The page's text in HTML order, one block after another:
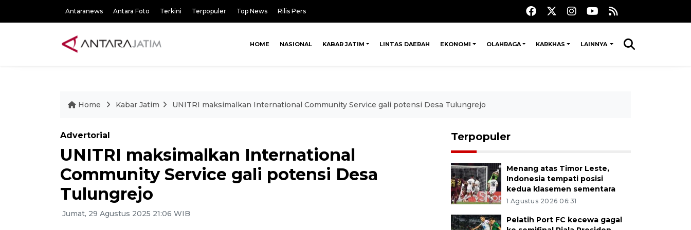
Antaranews Antara Foto Terkini Terpopuler Top News Rilis Pers
HOME NASIONAL KABAR JATIM LINTAS DAERAH EKONOMI OLAHRAGA KARKHAS LAINNYA
Home Kabar Jatim UNITRI maksimalkan International Community Service gali potensi Desa Tulungrejo
Advertorial
UNITRI maksimalkan International
Community Service gali potensi Desa
Tulungrejo
Jumat, 29 Agustus 2025 21:06 WIB
Terpopuler
Menang atas Timor Leste,
Indonesia tempati posisi
kedua klasemen sementara
1 Agustus 2026 06:31
Pelatih Port FC kecewa gagal